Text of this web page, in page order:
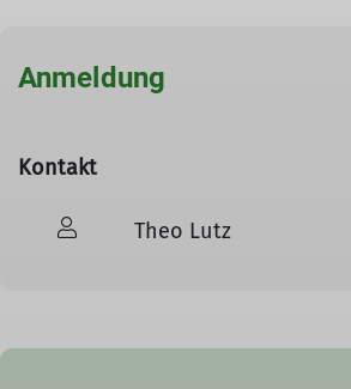
Anmeldung
Kontakt
Theo Lutz